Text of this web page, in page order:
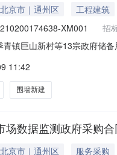
北京市｜通州区 工程建筑
XM001 招
青镇巨山新村等13宗政府储
山新村等13宗政府储备用地
11:42
围墙新建
场数据监测政府采购合
北京市｜通州区 服务采购